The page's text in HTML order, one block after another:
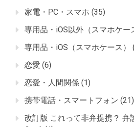
家電・PC・スマホ (35)
専用品・iOS以外（スマホケー
専用品・iOS（スマホケース）
恋愛 (6)
恋愛・人間関係 (1)
携帯電話・スマートフォン (21)
改訂版 これって非弁提携？ 弁